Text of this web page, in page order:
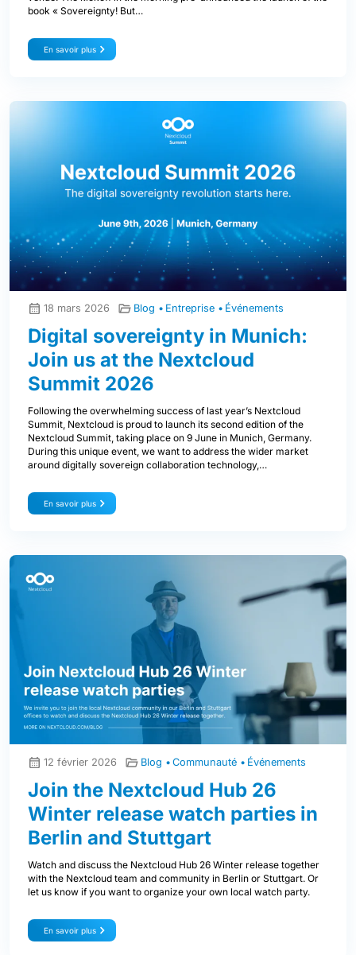
book « Sovereignty! But…
En savoir plus
18 mars 2026 Blog Entreprise Événements
Digital sovereignty in Munich:
Join us at the Nextcloud
Summit 2026
Following the overwhelming success of last year’s Nextcloud
Summit, Nextcloud is proud to launch its second edition of the
Nextcloud Summit, taking place on 9 June in Munich, Germany.
During this unique event, we want to address the wider market
around digitally sovereign collaboration technology,…
En savoir plus
12 février 2026 Blog Communauté Événements
Join the Nextcloud Hub 26
Winter release watch parties in
Berlin and Stuttgart
Watch and discuss the Nextcloud Hub 26 Winter release together
with the Nextcloud team and community in Berlin or Stuttgart. Or
let us know if you want to organize your own local watch party.
En savoir plus